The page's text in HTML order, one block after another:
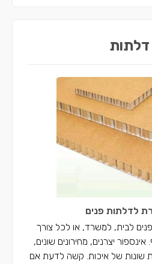
לדלתות פנים
לבית, למשרד, או לכל צורך
יצרנים, מחירונים שונים,
שונות של איכות. קשה לדעת אם